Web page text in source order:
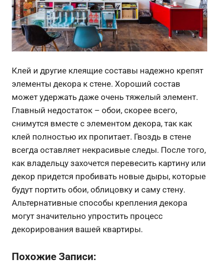
Клей и другие клеящие составы надежно крепят
элементы декора к стене. Хороший состав
может удержать даже очень тяжелый элемент.
Главный недостаток – обои, скорее всего,
снимутся вместе с элементом декора, так как
клей полностью их пропитает. Гвоздь в стене
всегда оставляет некрасивые следы. После того,
как владельцу захочется перевесить картину или
декор придется пробивать новые дыры, которые
будут портить обои, облицовку и саму стену.
Альтернативные способы крепления декора
могут значительно упростить процесс
декорирования вашей квартиры.
Похожие Записи: